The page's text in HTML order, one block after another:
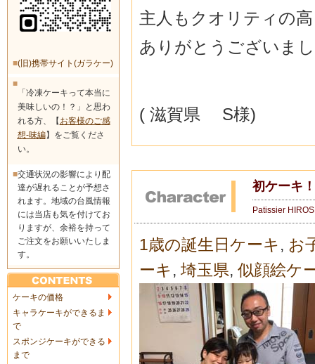
■(旧)携帯サイト(ガラケー)
■
「冷凍ケーキって本当に
美味しいの！？」と思わ
れる方、【 お客様のご感
想-味編】をご覧くださ
い。
■交通状況の影響により配
達が遅れることが予想さ
れます。地域の台風情報
には当店も気を付けてお
りますが、余裕を持って
ご注文をお願いいたしま
す。
ケーキの価格
キャラケーキができるま
で
スポンジケーキができる
まで
主人もクオリティの
ありがとうございま
( 滋賀県 S様)
初ケーキ
Patissier
1歳の誕生日ケーキ , お
ーキ , 埼玉県, 似顔絵ケ